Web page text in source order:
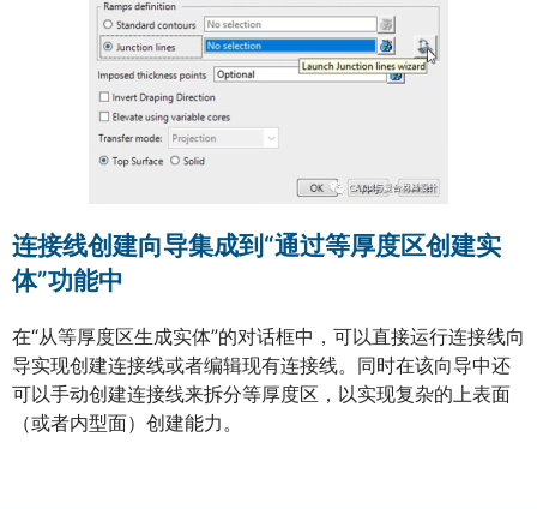
连接线创建向导集成到“通过等厚度区创建实
体”功能中
在“从等厚度区生成实体”的对话框中，可以直接运行连接线向
导实现创建连接线或者编辑现有连接线。同时在该向导中还
可以手动创建连接线来拆分等厚度区，以实现复杂的上表面
（或者内型面）创建能力。